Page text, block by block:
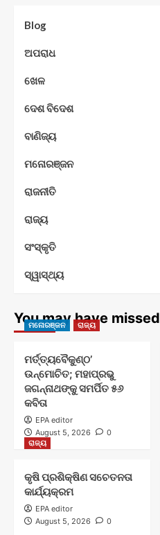
Blog
ଅପରାଧ
ଖେଳ
ଦେଶ ବିଦେଶ
ବାଣିଜ୍ୟ
ମନୋରଞ୍ଜନ
ରାଜନୀତି
ରାଜ୍ୟ
ସଂସ୍କୃତି
ସ୍ୱାସ୍ଥ୍ୟ
You may have missed
ମନୋରଞ୍ଜନ ରାଜ୍ୟ
ମର୍ତ୍ତ୍ୟବୈକୁଣ୍ଠ’
ଉନ୍ମୋଚିତ; ମହାପ୍ରଭୁ
ଜଗନ୍ନାଥଙ୍କୁ ସମର୍ପିତ ୫୬
କବିତା
EPA editor
August 5, 2026
0
ରାଜ୍ୟ
କୃଷି ପ୍ରଶିକ୍ଷିଣ ସଚେତନତା
କାର୍ଯ୍ୟକ୍ରମ
EPA editor
August 5, 2026
0